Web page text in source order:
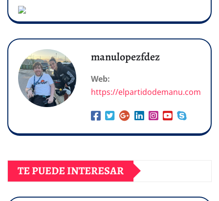
manulopezfdez
Web:
https://elpartidodemanu.com
TE PUEDE INTERESAR